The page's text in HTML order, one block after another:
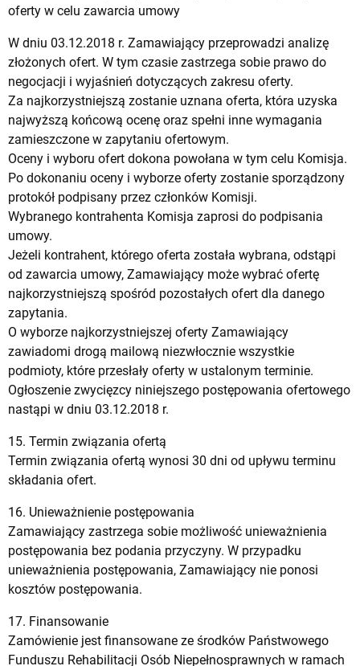
oferty w celu zawarcia umowy
W dniu 03.12.2018 r. Zamawiający przeprowadzi analizę
złożonych ofert. W tym czasie zastrzega sobie prawo do
negocjacji i wyjaśnień dotyczących zakresu oferty.
Za najkorzystniejszą zostanie uznana oferta, która uzyska
najwyższą końcową ocenę oraz spełni inne wymagania
zamieszczone w zapytaniu ofertowym.
Oceny i wyboru ofert dokona powołana w tym celu Komisja.
Po dokonaniu oceny i wyborze oferty zostanie sporządzony
protokół podpisany przez członków Komisji.
Wybranego kontrahenta Komisja zaprosi do podpisania
umowy.
Jeżeli kontrahent, którego oferta została wybrana, odstąpi
od zawarcia umowy, Zamawiający może wybrać ofertę
najkorzystniejszą spośród pozostałych ofert dla danego
zapytania.
O wyborze najkorzystniejszej oferty Zamawiający
zawiadomi drogą mailową niezwłocznie wszystkie
podmioty, które przesłały oferty w ustalonym terminie.
Ogłoszenie zwycięzcy niniejszego postępowania ofertowego
nastąpi w dniu 03.12.2018 r.
15. Termin związania ofertą
Termin związania ofertą wynosi 30 dni od upływu terminu
składania ofert.
16. Unieważnienie postępowania
Zamawiający zastrzega sobie możliwość unieważnienia
postępowania bez podania przyczyny. W przypadku
unieważnienia postępowania, Zamawiający nie ponosi
kosztów postępowania.
17. Finansowanie
Zamówienie jest finansowane ze środków Państwowego
Funduszu Rehabilitacji Osób Niepełnosprawnych w ramach